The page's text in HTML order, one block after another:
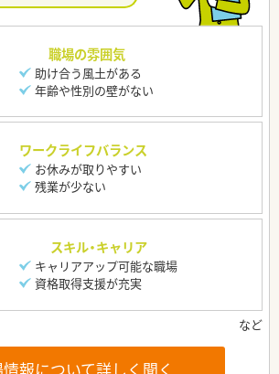
職場の雰囲気
助け合う風土がある
年齢や性別の壁がない
ワークライフバランス
お休みが取りやすい
残業が少ない
スキル・キャリア
キャリアアップ可能な職場
資格取得支援が充実
報について詳しく聞く